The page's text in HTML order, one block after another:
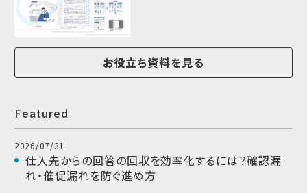
お役立ち資料を見る
Featured
2026/07/31
仕入先からの回答の回収を効率化するには？確認漏
れ・催促漏れを防ぐ進め方